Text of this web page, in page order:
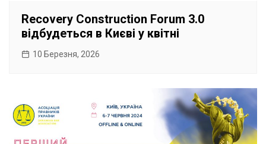
Recovery Construction Forum 3.0
відбудеться в Києві у квітні
10 Березня, 2026